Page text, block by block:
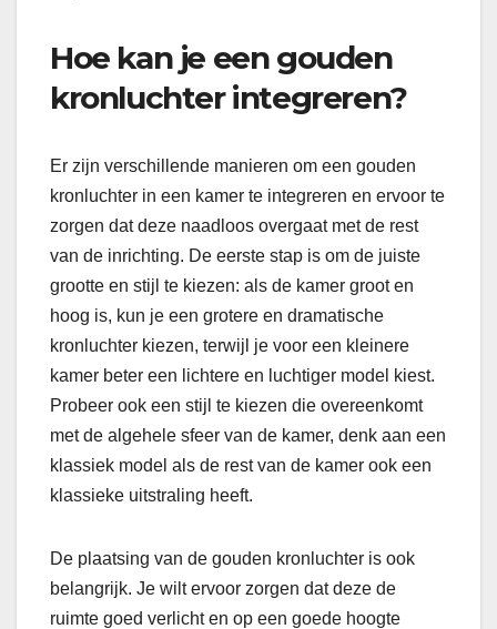
Hoe kan je een gouden
kronluchter integreren?
Er zijn verschillende manieren om een ​​gouden
kronluchter in een kamer te integreren en ervoor te
zorgen dat deze naadloos overgaat met de rest
van de inrichting. De eerste stap is om de juiste
grootte en stijl te kiezen: als de kamer groot en
hoog is, kun je een grotere en dramatische
kronluchter kiezen, terwijl je voor een kleinere
kamer beter een lichtere en luchtiger model kiest.
Probeer ook een stijl te kiezen die overeenkomt
met de algehele sfeer van de kamer, denk aan een
klassiek model als de rest van de kamer ook een
klassieke uitstraling heeft.
De plaatsing van de gouden kronluchter is ook
belangrijk. Je wilt ervoor zorgen dat deze de
ruimte goed verlicht en op een goede hoogte